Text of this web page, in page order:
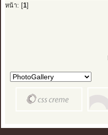
หน้า: [ 1]